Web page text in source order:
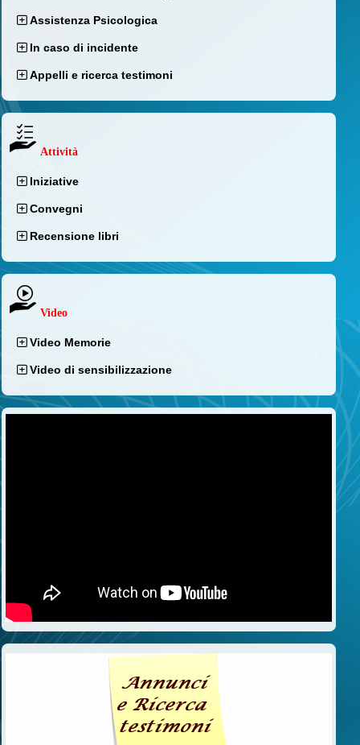
Assistenza Psicologica
In caso di incidente
Appelli e ricerca testimoni
Attività
Iniziative
Convegni
Recensione libri
Video
Video Memorie
Video di sensibilizzazione